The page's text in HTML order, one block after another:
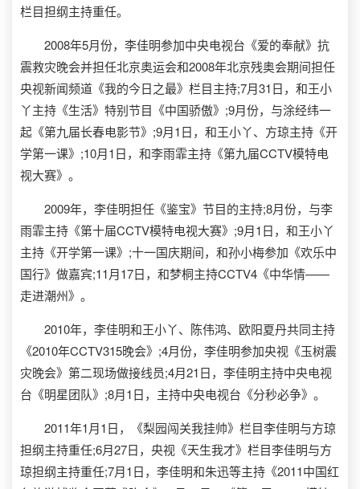
栏目担纲主持重任。
2008年5月份，李佳明参加中央电视台《爱的奉献》抗
震救灾晚会并担任北京奥运会和2008年北京残奥会期间担任
央视新闻频道《我的今日之最》栏目主持;7月31日，和王小
丫主持《生活》特别节目《中国骄傲》;9月份，与涂经纬一
起《第九届长春电影节》;9月1日，和王小丫、方琼主持《开
学第一课》;10月1日，和李雨霏主持《第九届CCTV模特电
视大赛》。
2009年，李佳明担任《鉴宝》节目的主持;8月份，与李
雨霏主持《第十届CCTV模特电视大赛》;9月1日，和王小丫
主持《开学第一课》;十一国庆期间，和孙小梅参加《欢乐中
国行》做嘉宾;11月17日，和梦桐主持CCTV4《中华情——
走进潮州》。
2010年，李佳明和王小丫、陈伟鸿、欧阳夏丹共同主持
《2010年CCTV315晚会》;4月份，李佳明参加央视《玉树震
灾晚会》第二现场做接线员;4月21日，李佳明主持中央电视
台《明星团队》;8月1日，主持中央电视台《分秒必争》。
2011年1月1日，《梨园闯关我挂帅》栏目李佳明与方琼
担纲主持重任;6月27日，央视《天生我才》栏目李佳明与方
琼担纲主持重任;7月1日，李佳明和朱迅等主持《2011中国红